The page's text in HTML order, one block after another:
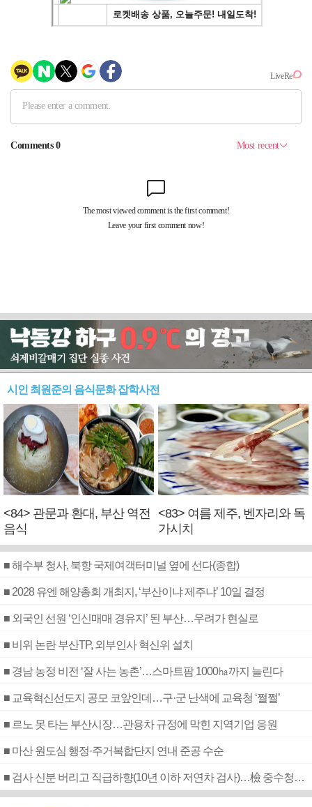
시인 최원준의 음식문화 잡학사전
<84> 관문과 환대, 부산 역전
음식
<83> 여름 제주, 벤자리와 독
가시치
■ 해수부 청사, 북항 국제여객터미널 옆에 선다(종합)
■ 2028 유엔 해양총회 개최지, ‘부산이냐 제주냐’ 10일 결정
■ 외국인 선원 ‘인신매매 경유지’ 된 부산…우려가 현실로
■ 비위 논란 부산TP, 외부인사 혁신위 설치
■ 경남 농정 비전 ‘잘 사는 농촌’…스마트팜 1000㏊까지 늘린다
■ 교육혁신선도지 공모 코앞인데…구·군 난색에 교육청 ‘쩔쩔’
■ 르노 못 타는 부산시장…관용차 규정에 막힌 지역기업 응원
■ 마산 원도심 행정·주거복합단지 연내 준공 수순
■ 검사 신분 버리고 직급하향(10년 이하 저연차 검사)…檢 중수청행 기피